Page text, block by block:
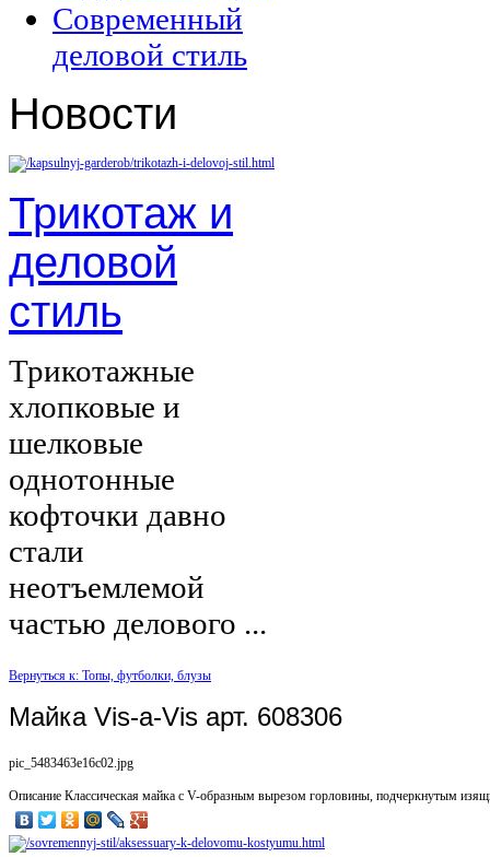
Современный
деловой стиль
Новости
Трикотаж и
деловой
стиль
Трикотажные
хлопковые и
шелковые
однотонные
кофточки давно
стали
неотъемлемой
частью делового ...
Вернуться к: Топы, футболки, блузы
Майка Vis-a-Vis арт. 608306
pic_5483463e16c02.jpg
Описание Классическая майка с V-образным вырезом горловины, подчеркнутым